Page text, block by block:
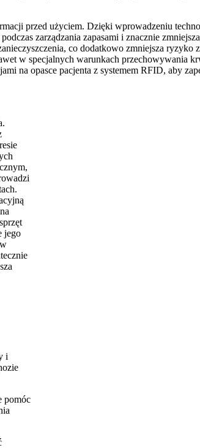
przed użyciem. Dzięki wprowadzeniu
zarządzania zapasami i znacznie
co dodatkowo zmniejsza ryzyko
w specjalnych warunkach przechowywania
opasce pacjenta z systemem RFID, aby
jego
i
pomóc